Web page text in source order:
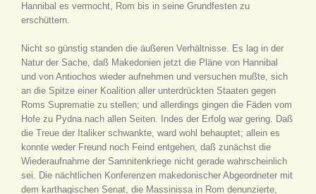
Hannibal es vermocht, Rom bis in seine Grundfesten zu
erschüttern.
Nicht so günstig standen die äußeren Verhältnisse. Es lag in der
Natur der Sache, daß Makedonien jetzt die Pläne von Hannibal
und von Antiochos wieder aufnehmen und versuchen mußte, sich
an die Spitze einer Koalition aller unterdrückten Staaten gegen
Roms Suprematie zu stellen; und allerdings gingen die Fäden vom
Hofe zu Pydna nach allen Seiten. Indes der Erfolg war gering. Daß
die Treue der Italiker schwankte, ward wohl behauptet; allein es
konnte weder Freund noch Feind entgehen, daß zunächst die
Wiederaufnahme der Samnitenkriege nicht gerade wahrscheinlich
sei. Die nächtlichen Konferenzen makedonischer Abgeordneter mit
dem karthagischen Senat, die Massinissa in Rom denunzierte,